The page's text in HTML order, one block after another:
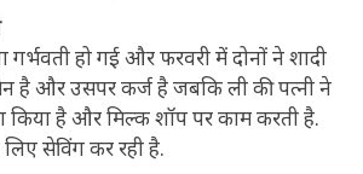
हो गई और फरवरी में दोनों ने शादी
है और उसपर कर्ज है जबकि ली की पत्नी ने
किया है और मिल्क शॉप पर काम करती है.
सेविंग कर रही है.